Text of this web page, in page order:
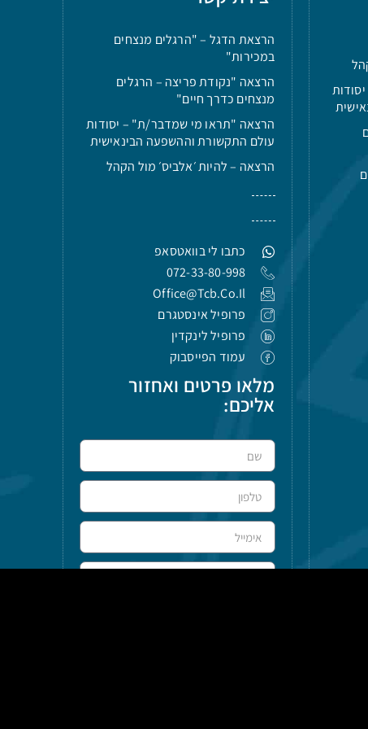
הרצאת הדגל – "הרגלים מנצחים
במכירות"
הרצאה "נקודת פריצה – הרגלים
מנצחים כדרך חיים"
הרצאה "תראו מי שמדבר/ת" – יסודות
עולם התקשורת וההשפעה הבינאישית
הרצאה – להיות ׳אלביס׳ מול הקהל
כתבו לי בוואטסאפ
072-33-80-998
Office@tcb.co.il
פרופיל אינסטגרם
פרופיל לינקדין
עמוד הפייסבוק
מלאו פרטים ואחזור
אליכם: